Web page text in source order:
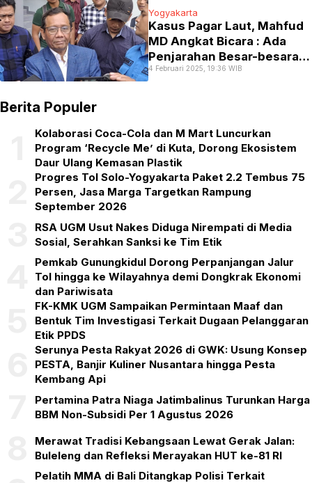
Yogyakarta
Kasus Pagar Laut, Mahfud
MD Angkat Bicara : Ada
Penjarahan Besar-besaran
oleh Oligarki
4 Februari 2025, 19:36 WIB
Berita Populer
Kolaborasi Coca-Cola dan M Mart Luncurkan
Program ‘Recycle Me’ di Kuta, Dorong Ekosistem
Daur Ulang Kemasan Plastik
Progres Tol Solo-Yogyakarta Paket 2.2 Tembus 75
Persen, Jasa Marga Targetkan Rampung
September 2026
RSA UGM Usut Nakes Diduga Nirempati di Media
Sosial, Serahkan Sanksi ke Tim Etik
Pemkab Gunungkidul Dorong Perpanjangan Jalur
Tol hingga ke Wilayahnya demi Dongkrak Ekonomi
dan Pariwisata
FK-KMK UGM Sampaikan Permintaan Maaf dan
Bentuk Tim Investigasi Terkait Dugaan Pelanggaran
Etik PPDS
Serunya Pesta Rakyat 2026 di GWK: Usung Konsep
PESTA, Banjir Kuliner Nusantara hingga Pesta
Kembang Api
Pertamina Patra Niaga Jatimbalinus Turunkan Harga
BBM Non-Subsidi Per 1 Agustus 2026
Merawat Tradisi Kebangsaan Lewat Gerak Jalan:
Buleleng dan Refleksi Merayakan HUT ke-81 RI
Pelatih MMA di Bali Ditangkap Polisi Terkait